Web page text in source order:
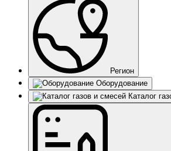
Регион
Оборудование
Каталог